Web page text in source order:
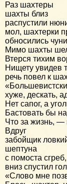
Раз шахтеры
шахты близ
распустили
мол, шахтерки
обносились
Мимо шахты
Втерся тихим
Нищету увидев
речь повел к
хуже, дескать,
Нет сапог, а
Бастовать бы
Что за жизнь,
Вдруг
забойщик
шептуна
с помоста сгреб,
вниз спустил
«Слово мне